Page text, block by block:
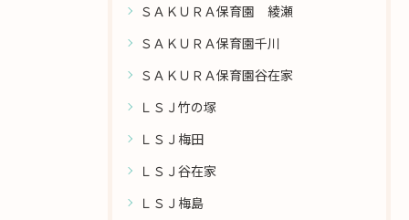
ＳＡＫＵＲＡ保育園 綾瀬
ＳＡＫＵＲＡ保育園千川
ＳＡＫＵＲＡ保育園谷在家
ＬＳＪ竹の塚
ＬＳＪ梅田
ＬＳＪ谷在家
ＬＳＪ梅島